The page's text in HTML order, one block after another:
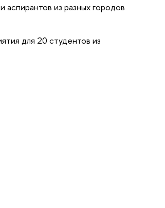
аспирантов из разных городов
для 20 студентов из